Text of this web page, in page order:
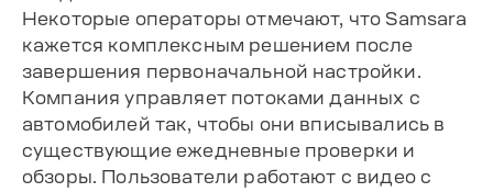
Некоторые операторы отмечают, что Samsara
кажется комплексным решением после
завершения первоначальной настройки.
Компания управляет потоками данных с
автомобилей так, чтобы они вписывались в
существующие ежедневные проверки и
обзоры. Пользователи работают с видео с